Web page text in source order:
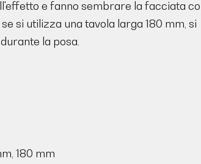
e fanno sembrare la facciata
si utilizza una tavola larga 180 mm, si
la posa.
180 mm